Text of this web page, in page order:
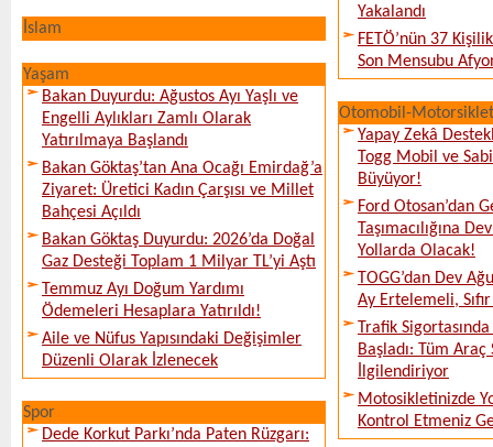
İslam
Yaşam
Bakan Duyurdu: Ağustos Ayı Yaşlı ve
Engelli Aylıkları Zamlı Olarak
Yatırılmaya Başlandı
Bakan Göktaş’tan Ana Ocağı Emirdağ’a
Ziyaret: Üretici Kadın Çarşısı ve Millet
Bahçesi Açıldı
Bakan Göktaş Duyurdu: 2026’da Doğal
Gaz Desteği Toplam 1 Milyar TL’yi Aştı
Temmuz Ayı Doğum Yardımı
Ödemeleri Hesaplara Yatırıldı!
Aile ve Nüfus Yapısındaki Değişimler
Düzenli Olarak İzlenecek
Spor
Dede Korkut Parkı’nda Paten Rüzgarı:
Yakalandı
FETÖ’nün 37
Son Mensubu
Otomobil-Motorsiklet
Yapay Zekâ
Togg Mobil ve
Büyüyor!
Ford Otosan’dan
Taşımacılığına
Yollarda Olacak!
TOGG’dan Dev
Ay Ertelemeli,
Trafik
Başladı: Tüm
İlgilendiriyor
Motosikletinizde
Kontrol Etmeniz